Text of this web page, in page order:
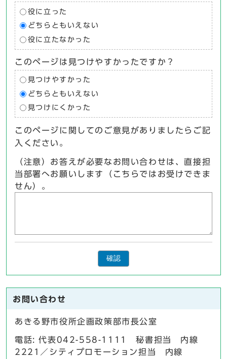
役に立った
どちらともいえない
役に立たなかった
このページは見つけやすかったですか？
見つけやすかった
どちらともいえない
見つけにくかった
このページに関してのご意見がありましたらご記
入ください。
（注意）お答えが必要なお問い合わせは、直接担
当部署へお願いします（こちらではお受けできま
せん）。
確認
お問い合わせ
あきる野市役所企画政策部市長公室
電話: 代表042-558-1111 秘書担当 内線
2221／シティプロモーション担当 内線